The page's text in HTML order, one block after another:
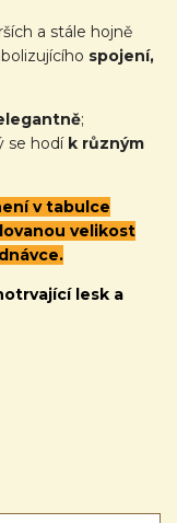
a stále hojně
spojení,
;
se hodík různým
v tabulce
velikost
lesk a